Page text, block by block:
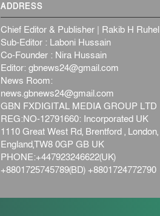
ADDRESS
Chief Editor & Publisher | Rakib H Ruhel
Sub-Editor : Laboni Hussain
Co-Founder : Nira Hussain
Editor:gbnews24@gmail.com
News Room:
news.gbnews24@gmail.com
GBN FXDIGITAL MEDIA GROUP LTD
REG:NO-12791660: Incorporated UK
1110 Great West Rd, Brentford , London,
England,TW8 0GP GB UK
PHONE:+447923246622(UK)
+8801725745789(BD) +8801724772790